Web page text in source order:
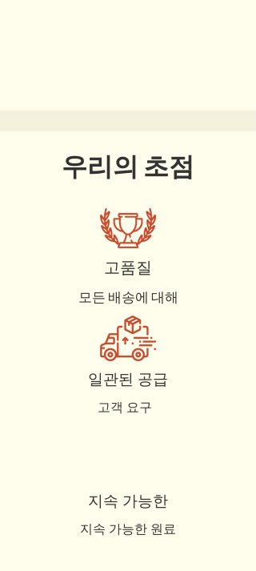
우리의 초점
고품질
모든 배송에 대해
일관된 공급
고객 요구
지속 가능한
지속 가능한 원료